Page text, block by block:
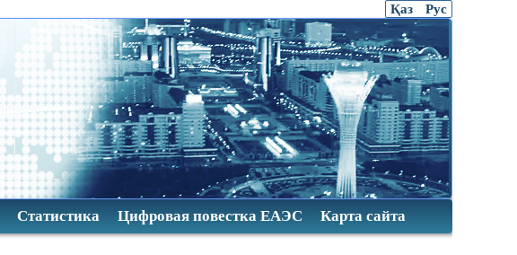
Қаз Рус
Статистика Цифровая повестка ЕАЭС Карта сайта